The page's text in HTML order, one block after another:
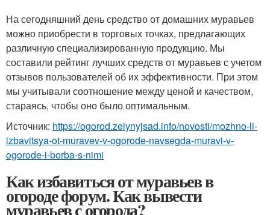
На сегодняшний день средство от домашних муравьев
можно приобрести в торговых точках, предлагающих
различную специализированную продукцию. Мы
составили рейтинг лучших средств от муравьев с учетом
отзывов пользователей об их эффективности. При этом
мы учитывали соотношение между ценой и качеством,
стараясь, чтобы оно было оптимальным.
Источник: https://ogorod.zelynyjsad.info/novosti/mozhno-li-
izbavitsya-ot-muravev-v-ogorode-navsegda-muravi-v-
ogorode-i-borba-s-nimi
Как избавиться от муравьев в
огороде форум. Как вывести
муравьев с огорода?